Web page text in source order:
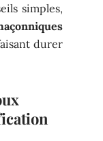
simples,
durer